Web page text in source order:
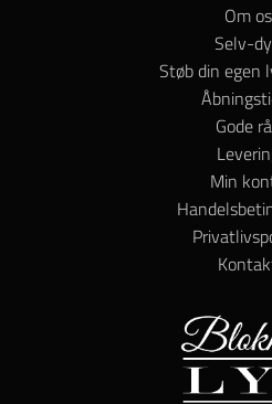
Om os
Selv-
Støb din egen
Gode
Min